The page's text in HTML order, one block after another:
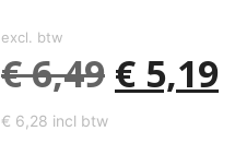
excl. btw
€6,49 € 5,19
€ 6,28 incl btw